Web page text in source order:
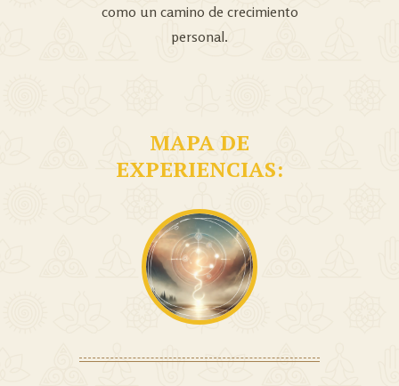
como un camino de crecimiento
personal.
MAPA DE
EXPERIENCIAS: